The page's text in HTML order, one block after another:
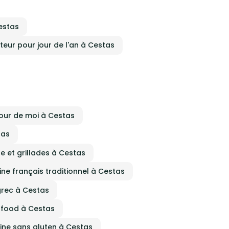
J.
pour jour de l'an à Cestas
de moi à Cestas
et grillades à Cestas
français traditionnel à Cestas
à Cestas
à Cestas